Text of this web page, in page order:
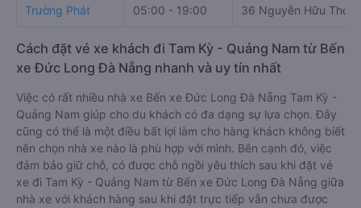
Trường Phát 05:00 - 19:00 36 Nguyễn Hữu Thọ
Cách đặt vé xe khách đi Tam Kỳ - Quảng Nam từ Bến
xe Đức Long Đà Nẵng nhanh và uy tín nhất
Việc có rất nhiều nhà xe Bến xe Đức Long Đà Nẵng Tam Kỳ -
Quảng Nam giúp cho du khách có đa dạng sự lựa chọn. Đây
cũng có thể là một điều bất lợi làm cho hàng khách không biết
nên chọn nhà xe nào là phù hợp với mình. Bên cạnh đó, việc
đảm bảo giữ chỗ, có được chỗ ngồi yêu thích sau khi đặt vé
xe đi Tam Kỳ - Quảng Nam từ Bến xe Đức Long Đà Nẵng giữa
nhà xe với khách hàng sau khi đặt trực tiếp vẫn chưa được